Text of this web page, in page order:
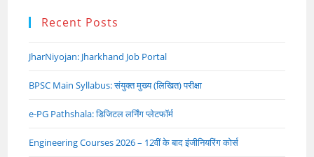
Recent Posts
JharNiyojan: Jharkhand Job Portal
BPSC Main Syllabus: संयुक्त मुख्य (लिखित) परीक्षा
e-PG Pathshala: डिजिटल लर्निंग प्लेटफॉर्म
Engineering Courses 2026 – 12वीं के बाद इंजीनियरिंग कोर्स